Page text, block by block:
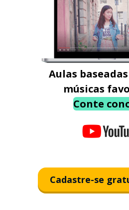
Aulas
músicas
Conte
Cadastre-se